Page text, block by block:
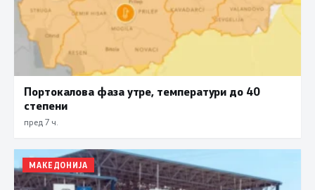
Портокалова фаза утре, температури до 40
степени
пред 7 ч.
МАКЕДОНИЈА